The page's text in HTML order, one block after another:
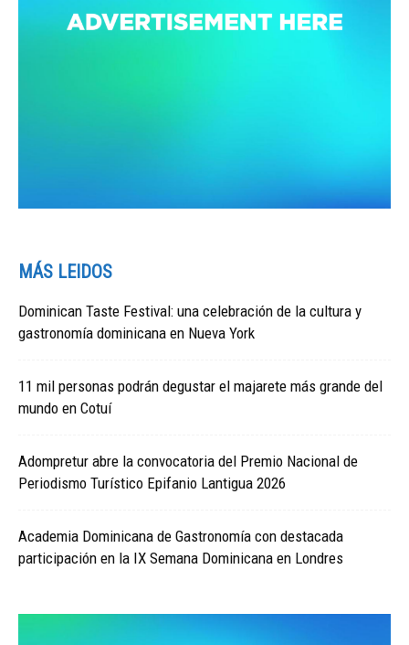
MÁS LEIDOS
Dominican Taste Festival: una celebración de la cultura y
gastronomía dominicana en Nueva York
11 mil personas podrán degustar el majarete más grande del
mundo en Cotuí
Adompretur abre la convocatoria del Premio Nacional de
Periodismo Turístico Epifanio Lantigua 2026
Academia Dominicana de Gastronomía con destacada
participación en la IX Semana Dominicana en Londres